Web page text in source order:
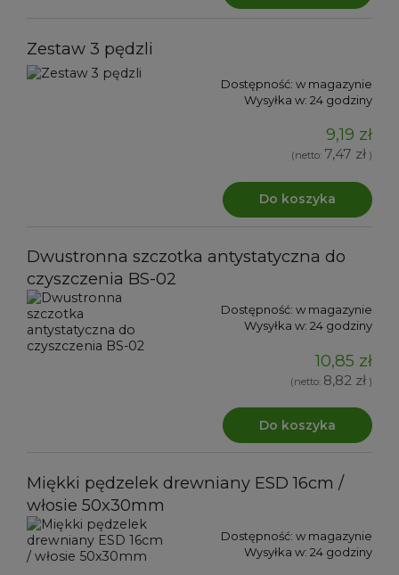
Zestaw 3 pędzli
Dostępność: w magazynie
Wysyłka w: 24 godziny
9,19 zł
(netto: 7,47 zł )
Do koszyka
Dwustronna szczotka antystatyczna do
czyszczenia BS-02
Dostępność: w magazynie
Wysyłka w: 24 godziny
10,85 zł
(netto: 8,82 zł )
Do koszyka
Miękki pędzelek drewniany ESD 16cm /
włosie 50x30mm
Dostępność: w magazynie
Wysyłka w: 24 godziny